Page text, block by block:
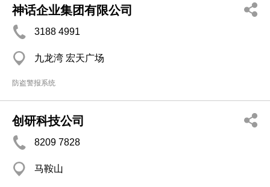
神话企业集团有限公司
3188 4991
九龙湾 宏天广场
防盗警报系统
创研科技公司
8209 7828
马鞍山